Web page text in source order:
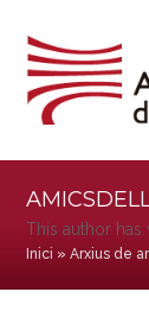
This author
Inici »Arxius de